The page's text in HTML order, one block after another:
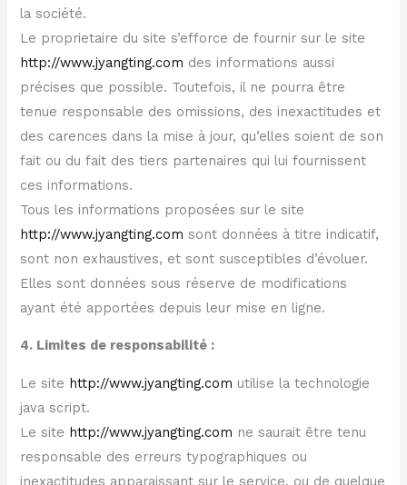
la société.
Le proprietaire du site s’efforce de fournir sur le site
http://www.jyangting.com des informations aussi
précises que possible. Toutefois, il ne pourra être
tenue responsable des omissions, des inexactitudes et
des carences dans la mise à jour, qu’elles soient de son
fait ou du fait des tiers partenaires qui lui fournissent
ces informations.
Tous les informations proposées sur le site
http://www.jyangting.com sont données à titre indicatif,
sont non exhaustives, et sont susceptibles d’évoluer.
Elles sont données sous réserve de modifications
ayant été apportées depuis leur mise en ligne.
4. Limites de responsabilité :
Le site http://www.jyangting.com utilise la technologie
java script.
Le site http://www.jyangting.com ne saurait être tenu
responsable des erreurs typographiques ou
inexactitudes apparaissant sur le service, ou de quelque